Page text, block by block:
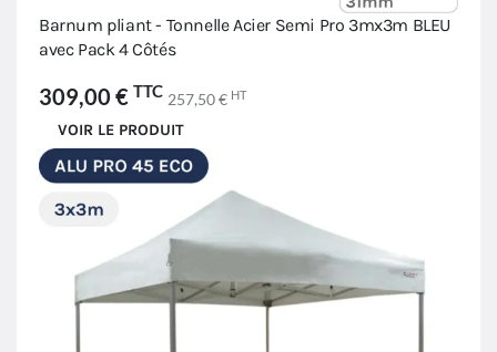
Barnum pliant - Tonnelle Acier Semi Pro 3mx3m BLEU
avec Pack 4 Côtés
309,00 € TTC 257,50 € HT
VOIR LE PRODUIT